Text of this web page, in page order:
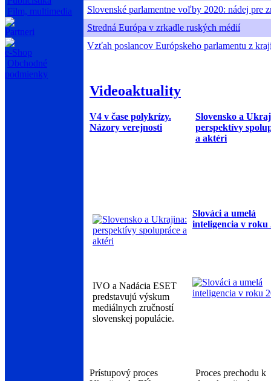
Film, multimedia
Partneri
e-Shop
Obchodné
podmienky
Slovenské parlamentne voľby 2020: nádej pre
Stredná Európa v zrkadle ruských médií
Vzťah poslancov Európskeho parlamentu z
Videoaktuality
V4 v čase polykrízy.
Názory verejnosti
Slovensko a
perspektívy
a aktéri
Slováci a umelá
inteligencia v roku
IVO a Nadácia ESET
predstavujú výskum
mediálnych zručností
slovenskej populácie.
Prístupový proces
Proces prechodu k